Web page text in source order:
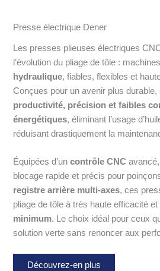
Presse électrique Dener
Les presses plieuses électriques
l’évolution du pliage de tôle : machines
hydraulique, fiables, flexibles et
Conçues pour un avenir plus durable,
productivité, précision et faibles
énergétiques, éliminant l’usage
réduisant drastiquement la
Équipées d’un contrôle CNC
blocage rapide et précis pour
registre arrière multi-axes, ces
pliage de tôle à très haute efficacité et
minimum. Le choix idéal pour ceux
solution verte sans renoncer aux
Découvrez-en plus